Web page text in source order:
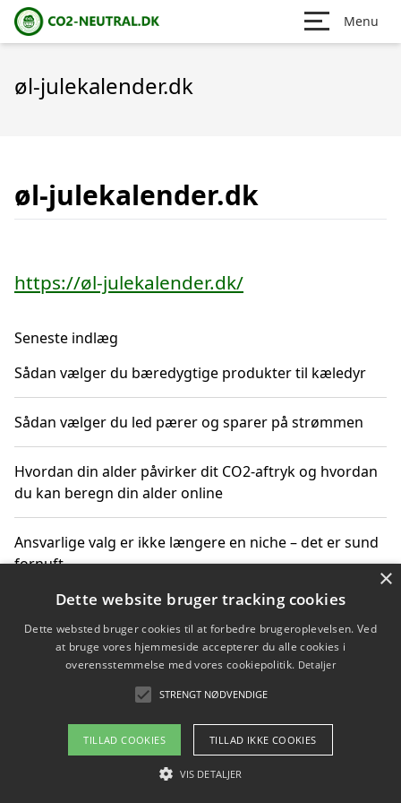
Menu
øl-julekalender.dk
øl-julekalender.dk
https://øl-julekalender.dk/
Seneste indlæg
Sådan vælger du bæredygtige produkter til kæledyr
Sådan vælger du led pærer og sparer på strømmen
Hvordan din alder påvirker dit CO2-aftryk og hvordan
du kan beregn din alder online
Ansvarlige valg er ikke længere en niche – det er sund
fornuft
Sådan kan du handle bæredygtigt og bestil med
faktura
Om / kontakt
Blog Betingelser
×
Dette website bruger tracking cookies
Dette websted bruger cookies til at forbedre brugeroplevelsen. Ved
at bruge vores hjemmeside accepterer du alle cookies i
overensstemmelse med vores cookiepolitik. Detaljer
STRENGT NØDVENDIGE
TILLAD COOKIES TILLAD IKKE COOKIES
VIS DETALJER